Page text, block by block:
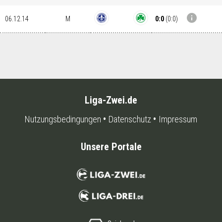
06.12.14 M 0:0 (0:0) info
Liga-Zwei.de
Nutzungsbedingungen Datenschutz Impressum
Unsere Portale